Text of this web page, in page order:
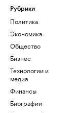
Рубрики
Политика
Экономика
Общество
Бизнес
Технологии и
медиа
Финансы
Биографии